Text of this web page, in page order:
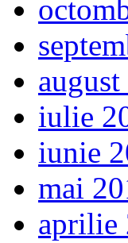
iulie
iunie
mai
aprilie